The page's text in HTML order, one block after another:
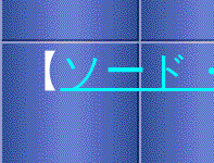
【ソード